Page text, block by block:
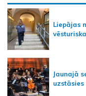
Liepājas
Jaunajā